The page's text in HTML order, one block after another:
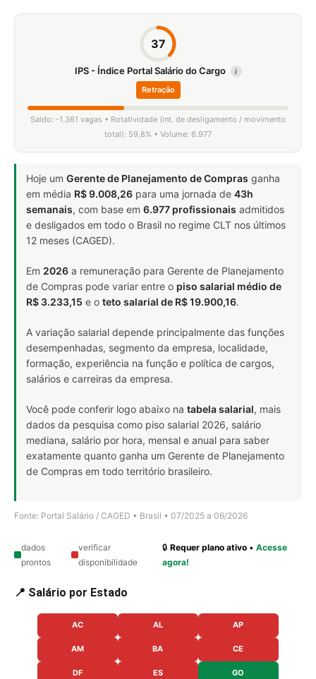
37
IPS - Índice Portal Salário do Cargo i
Retração
Saldo: -1.361 vagas • Rotatividade (int. de desligamento / movimento
total): 59,8% • Volume: 6.977
Hoje um Gerente de Planejamento de Compras ganha
em média R$ 9.008,26 para uma jornada de 43h
semanais, com base em 6.977 profissionais admitidos
e desligados em todo o Brasil no regime CLT nos últimos
12 meses (CAGED).
Em 2026 a remuneração para Gerente de Planejamento
de Compras pode variar entre o piso salarial médio de
R$ 3.233,15 e o teto salarial de R$ 19.900,16.
A variação salarial depende principalmente das funções
desempenhadas, segmento da empresa, localidade,
formação, experiência na função e política de cargos,
salários e carreiras da empresa.
Você pode conferir logo abaixo na tabela salarial, mais
dados da pesquisa como piso salarial 2026, salário
mediana, salário por hora, mensal e anual para saber
exatamente quanto ganha um Gerente de Planejamento
de Compras em todo território brasileiro.
Fonte: Portal Salário / CAGED • Brasil • 07/2025 a 06/2026
dados
prontos
verificar
disponibilidade
🔒Requer plano ativo •Acesse
agora!
📍 Salário por Estado
AC AL AP
AM BA CE
DF ES GO